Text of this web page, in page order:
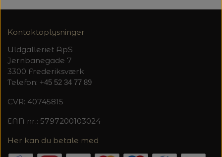
Kontaktoplysninger
Uldgalleriet ApS
Jernbanegade 7
3300 Frederiksværk
Telefon: +45 52 34 77 89
CVR: 40745815
EAN nr.: 5797200103024
Her kan du betale med